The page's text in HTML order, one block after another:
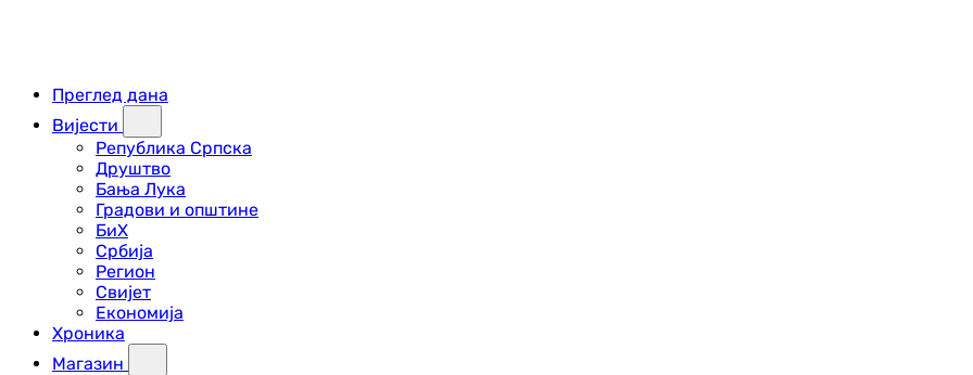
Преглед дана
Вијести
Република Српска
Друштво
Бања Лука
Градови и општине
БиХ
Србија
Регион
Свијет
Економија
Хроника
Магазин